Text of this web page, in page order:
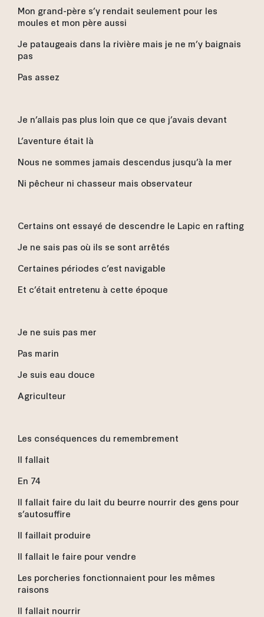
Mon grand-père s’y rendait seulement pour les
moules et mon père aussi
Je pataugeais dans la rivière mais je ne m’y baignais
pas
Pas assez
Je n’allais pas plus loin que ce que j’avais devant
L’aventure était là
Nous ne sommes jamais descendus jusqu’à la mer
Ni pêcheur ni chasseur mais observateur
Certains ont essayé de descendre le Lapic en rafting
Je ne sais pas où ils se sont arrêtés
Certaines périodes c’est navigable
Et c’était entretenu à cette époque
Je ne suis pas mer
Pas marin
Je suis eau douce
Agriculteur
Les conséquences du remembrement
Il fallait
En 74
Il fallait faire du lait du beurre nourrir des gens pour
s’autosuffire
Il faillait produire
Il fallait le faire pour vendre
Les porcheries fonctionnaient pour les mêmes
raisons
Il fallait nourrir